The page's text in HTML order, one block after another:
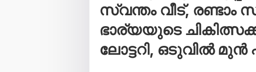
സ്വന്തം വീട്, രണ്ടാം
ഭാര്യയുടെ
ലോട്ടറി, ഒടുവിൽ മുൻ